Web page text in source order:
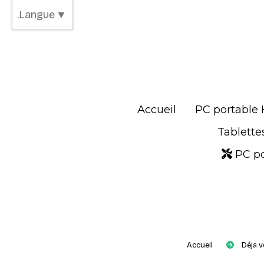
Accueil
PC portable
PC
Accueil Déja
Langue ▼